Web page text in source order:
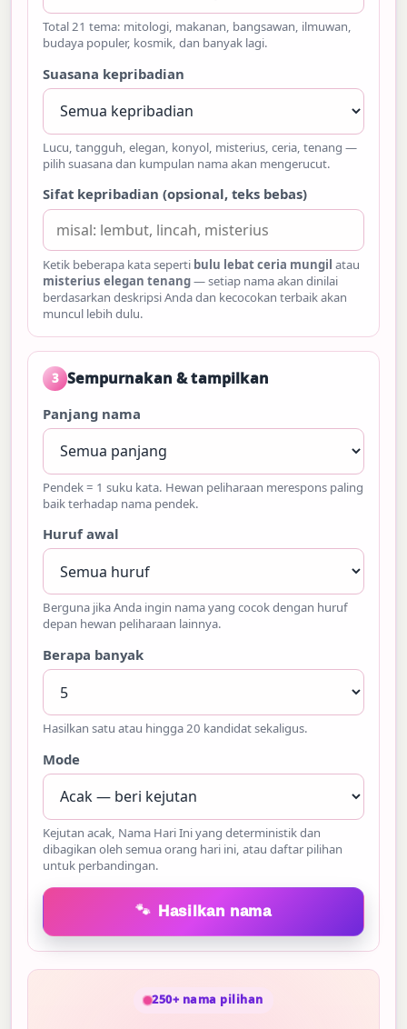
Total 21 tema: mitologi, makanan, bangsawan, ilmuwan,
budaya populer, kosmik, dan banyak lagi.
Suasana kepribadian
Lucu, tangguh, elegan, konyol, misterius, ceria, tenang —
pilih suasana dan kumpulan nama akan mengerucut.
Sifat kepribadian (opsional, teks bebas)
Ketik beberapa kata seperti bulu lebat ceria mungil atau
misterius elegan tenang— setiap nama akan dinilai
berdasarkan deskripsi Anda dan kecocokan terbaik akan
muncul lebih dulu.
3 Sempurnakan & tampilkan
Panjang nama
Pendek = 1 suku kata. Hewan peliharaan merespons paling
baik terhadap nama pendek.
Huruf awal
Berguna jika Anda ingin nama yang cocok dengan huruf
depan hewan peliharaan lainnya.
Berapa banyak
Hasilkan satu atau hingga 20 kandidat sekaligus.
Mode
Kejutan acak, Nama Hari Ini yang deterministik dan
dibagikan oleh semua orang hari ini, atau daftar pilihan
untuk perbandingan.
🐾 Hasilkan nama
250+ nama pilihan